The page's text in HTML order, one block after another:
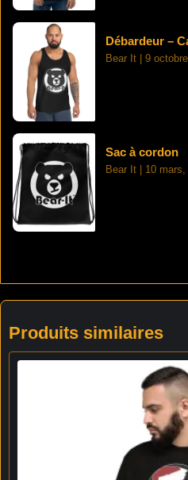
Débardeur –
Bear It 9
Sac à cordon
Bear It 10 mars,
Produits similaires